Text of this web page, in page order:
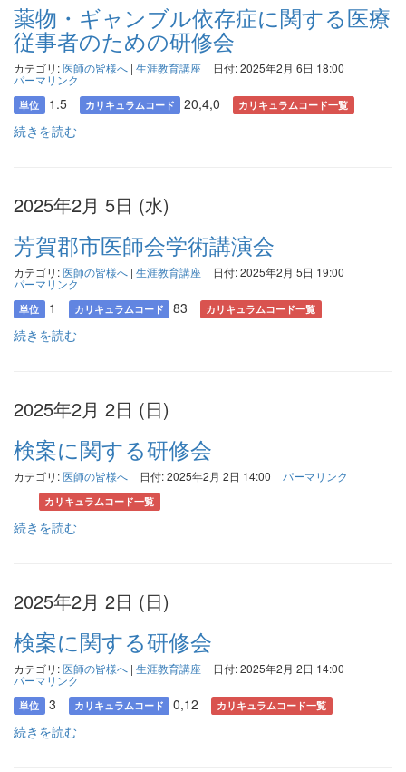
薬物・ギャンブル依存症に関する医療
従事者のための研修会
カテゴリ:医師の皆様へ | 生涯教育講座 日付: 2025年2月 6日 18:00
パーマリンク
単位 1.5 カリキュラムコード 20,4,0 カリキュラムコード一覧
続きを読む
2025年2月 5日 (水)
芳賀郡市医師会学術講演会
カテゴリ:医師の皆様へ | 生涯教育講座 日付: 2025年2月 5日 19:00
パーマリンク
単位 1 カリキュラムコード 83 カリキュラムコード一覧
続きを読む
2025年2月 2日 (日)
検案に関する研修会
カテゴリ:医師の皆様へ 日付: 2025年2月 2日 14:00 パーマリンク
カリキュラムコード一覧
続きを読む
2025年2月 2日 (日)
検案に関する研修会
カテゴリ:医師の皆様へ | 生涯教育講座 日付: 2025年2月 2日 14:00
パーマリンク
単位 3 カリキュラムコード 0,12 カリキュラムコード一覧
続きを読む